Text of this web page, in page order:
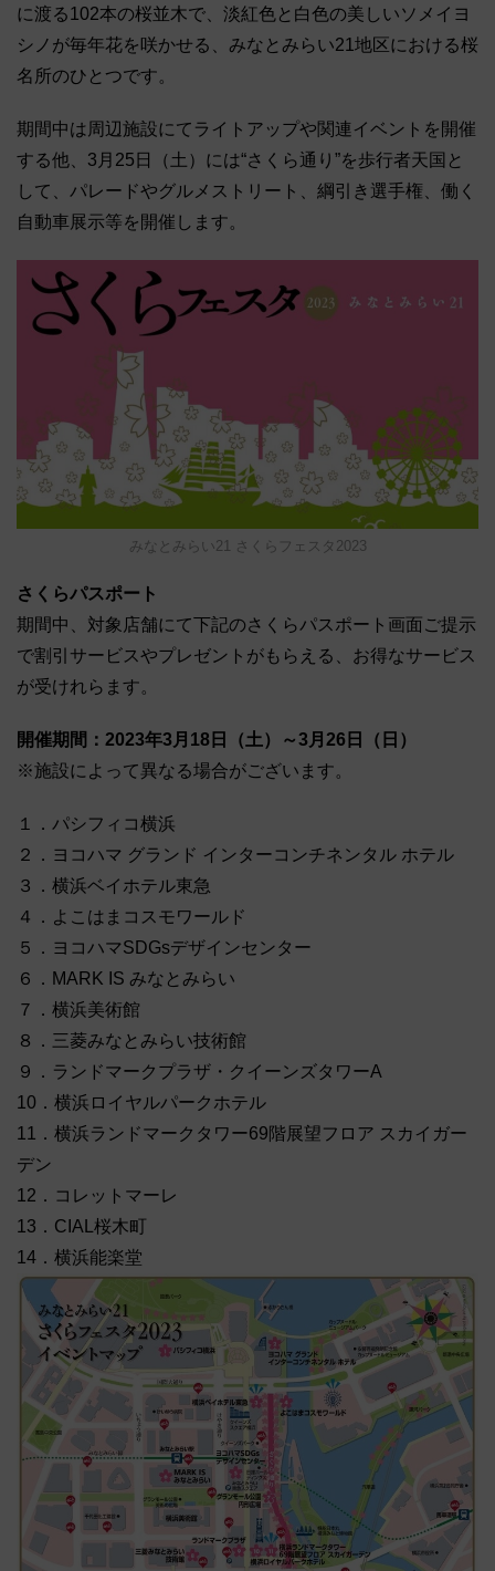
に渡る102本の桜並木で、淡紅色と白色の美しいソメイヨ
シノが毎年花を咲かせる、みなとみらい21地区における桜
名所のひとつです。
期間中は周辺施設にてライトアップや関連イベントを開催
する他、3月25日（土）には“さくら通り”を歩行者天国と
して、パレードやグルメストリート、綱引き選手権、働く
自動車展示等を開催します。​
みなとみらい21 さくらフェスタ2023
さくらパスポート
期間中、対象店舗にて下記のさくらパスポート画面ご提示
で割引サービスやプレゼントがもらえる、お得なサービス
が受けれらます。
開催期間：2023年3月18日（土）～3月26日（日）
※施設によって異なる場合がございます。
１．パシフィコ横浜
２．ヨコハマ グランド インターコンチネンタル ホテル
３．横浜ベイホテル東急
４．よこはまコスモワールド
５．ヨコハマSDGsデザインセンター
６．MARK IS みなとみらい
７．横浜美術館
８．三菱みなとみらい技術館
９．ランドマークプラザ・クイーンズタワーA
10．横浜ロイヤルパークホテル
11．横浜ランドマークタワー69階展望フロア スカイガー
デン
12．コレットマーレ
13．CIAL桜木町
14．横浜能楽堂